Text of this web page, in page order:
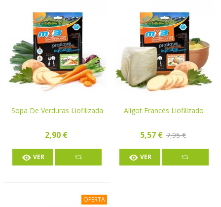
Sopa De Verduras Liofilizada
2,90 €
VER
Aligot Francés Liofilizado
5,57 € 7,95 €
VER
OFERTA